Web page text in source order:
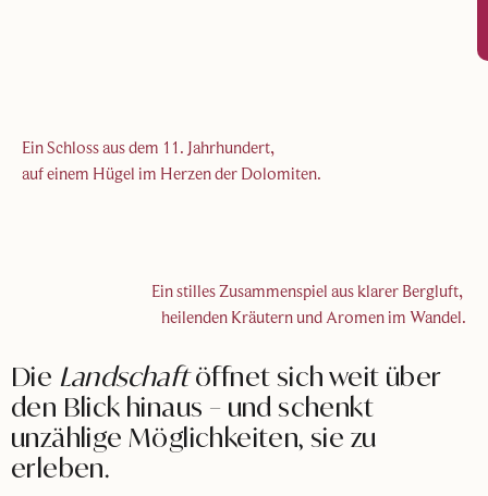
Ein Schloss aus dem 11. Jahrhundert,
auf einem Hügel im Herzen der Dolomiten.
EinstillesZusammenspiel ausklarer Bergluft,
heilenden KräuternundAromenim Wandel.
Die Landschaftöffnet sich weit über
den Blick hinaus – und schenkt
unzählige Möglichkeiten, sie zu
erleben.